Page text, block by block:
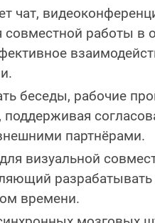
чат,
работы в
беседы, рабочие
партнёрами.
визуальной
разрабатывать
времени.